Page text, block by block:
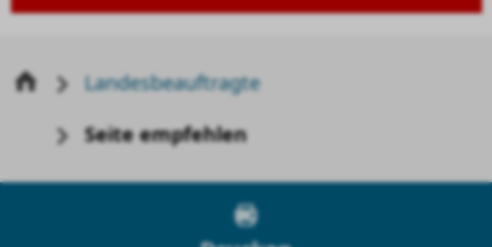
Landesbeauftragte
Seite empfehlen